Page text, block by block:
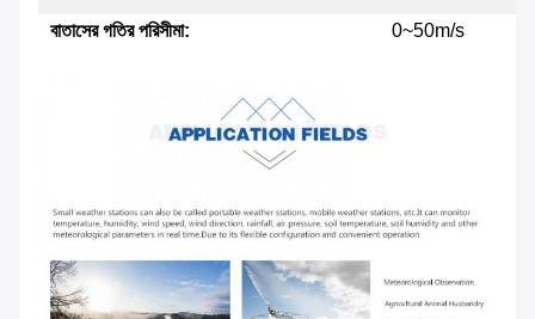
বাতাসের গতির পরিসীমা: 0~50m/s